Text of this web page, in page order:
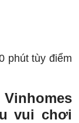
phút tùy điểm
vui chơi